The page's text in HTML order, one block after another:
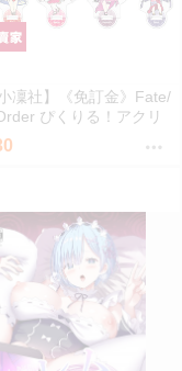
小凜社】《免訂金》Fate/
ぴくりる！アクリ
ド vol.7~8 壓克力立牌